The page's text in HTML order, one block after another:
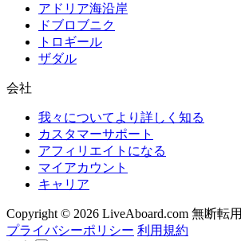
アドリア海沿岸
ドブロブニク
トロギール
ザダル
会社
我々についてより詳しく知る
カスタマーサポート
アフィリエイトになる
マイアカウント
キャリア
Copyright © 2026 LiveAboard.com 無断転
プライバシーポリシー 利用規約